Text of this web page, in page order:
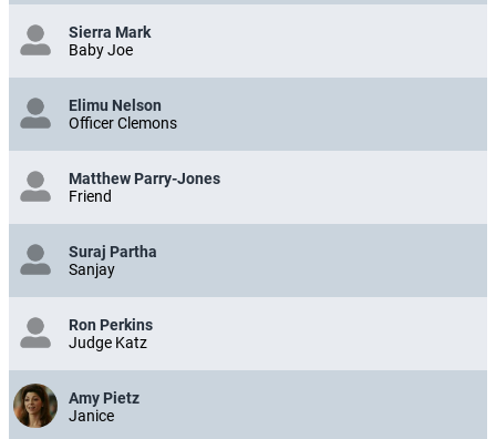
Sierra Mark
Baby Joe
Elimu Nelson
Officer Clemons
Matthew Parry-Jones
Friend
Suraj Partha
Sanjay
Ron Perkins
Judge Katz
Amy Pietz
Janice